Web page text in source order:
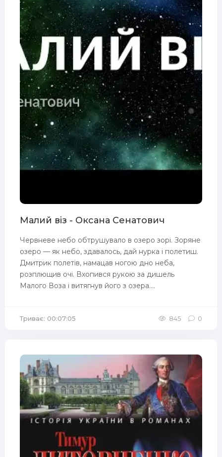
Малий віз - Оксана Сенатович
Червневе небо обтрушувало в озеро зорі. Зоряне
озеро — як небо, здавалось, дай нурка і полетиш.
Дмитрик полетів, намацав ногою дно неба,
розплющив очі. Вхопився рукою за дишель
Малого Воза і витягнув його з озера....
Триває: 00:07:05 845 0